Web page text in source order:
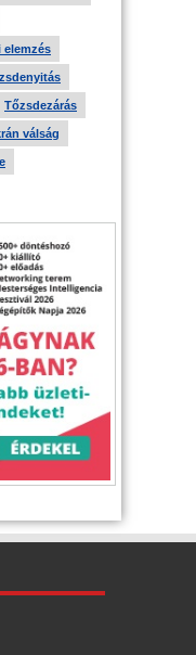
elemzés
Tőzsdezárás
válság